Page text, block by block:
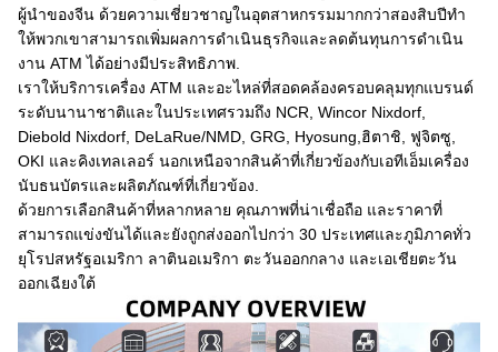
ผู้นําของจีน ด้วยความเชี่ยวชาญในอุตสาหกรรมมากกว่าสองสิบปีทํา
ให้พวกเขาสามารถเพิ่มผลการดําเนินธุรกิจและลดต้นทุนการดําเนิน
งาน ATM ได้อย่างมีประสิทธิภาพ.
เราให้บริการเครื่อง ATM และอะไหล่ที่สอดคล้องครอบคลุมทุกแบรนด์
ระดับนานาชาติและในประเทศรวมถึง NCR, Wincor Nixdorf,
Diebold Nixdorf, DeLaRue/NMD, GRG, Hyosung,ฮิตาชิ, ฟูจิตซู,
OKI และคิงเทลเลอร์ นอกเหนือจากสินค้าที่เกี่ยวข้องกับเอทีเอ็มเครื่อง
นับธนบัตรและผลิตภัณฑ์ที่เกี่ยวข้อง.
ด้วยการเลือกสินค้าที่หลากหลาย คุณภาพที่น่าเชื่อถือ และราคาที่
สามารถแข่งขันได้และยังถูกส่งออกไปกว่า 30 ประเทศและภูมิภาคทั่ว
ยุโรปสหรัฐอเมริกา ลาตินอเมริกา ตะวันออกกลาง และเอเชียตะวัน
ออกเฉียงใต้